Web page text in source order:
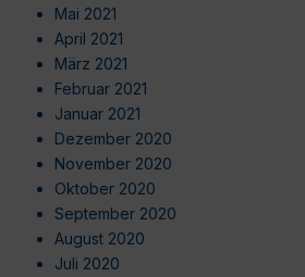
Mai 2021
April 2021
März 2021
Februar 2021
Januar 2021
Dezember 2020
November 2020
Oktober 2020
September 2020
August 2020
Juli 2020